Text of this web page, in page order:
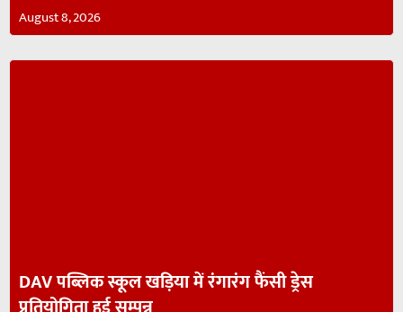
August 8, 2026
DAV पब्लिक स्कूल खड़िया में रंगारंग फैंसी ड्रेस